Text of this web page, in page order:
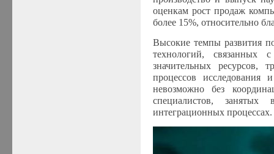
оценкам рост продаж
более 15%, относительно
Высокие темпы развития
технологий, связанных
значительных ресурсов,
процессов исследования
невозможно без
специалистов, занятых
интеграционных процессах.